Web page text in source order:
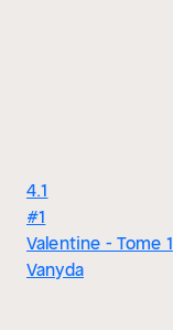
4.1
#1
Valentine - Tome 1
Vanyda